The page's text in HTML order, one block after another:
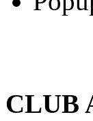
CLUB